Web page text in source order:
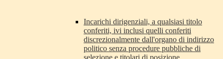
Incarichi dirigenziali, a qualsiasi titolo
conferiti, ivi inclusi quelli conferiti
discrezionalmente dall'organo di indirizzo
politico senza procedure pubbliche di